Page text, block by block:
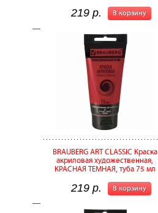
В корзину
219 р.
BRAUBERG ART CLASSIC Краска
акриловая художественная,
КРАСНАЯ ТЕМНАЯ, туба 75 мл
В корзину
219 р.